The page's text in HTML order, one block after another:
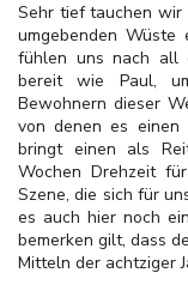
Sehr tief tauchen wir
umgebenden Wüste
fühlen uns nach all
bereit wie Paul,
Bewohnern dieser
von denen es einen
bringt einen als
Wochen Drehzeit
Szene, die sich für
es auch hier noch
bemerken gilt, dass
Mitteln der achtziger